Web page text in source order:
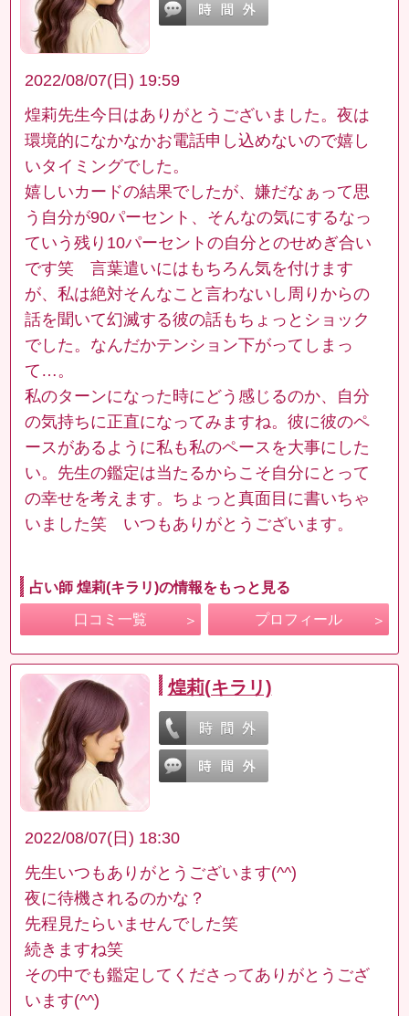
2022/08/07(日) 19:59
煌莉先生今日はありがとうございました。夜は
環境的になかなかお電話申し込めないので嬉し
いタイミングでした。
嬉しいカードの結果でしたが、嫌だなぁって思
う自分が90パーセント、そんなの気にするなっ
ていう残り10パーセントの自分とのせめぎ合い
です笑 言葉遣いにはもちろん気を付けます
が、私は絶対そんなこと言わないし周りからの
話を聞いて幻滅する彼の話もちょっとショック
でした。なんだかテンション下がってしまっ
て…。
私のターンになった時にどう感じるのか、自分
の気持ちに正直になってみますね。彼に彼のペ
ースがあるように私も私のペースを大事にした
い。先生の鑑定は当たるからこそ自分にとって
の幸せを考えます。ちょっと真面目に書いちゃ
いました笑 いつもありがとうございます。
占い師 煌莉(キラリ)の情報をもっと見る
口コミ一覧 プロフィール
煌莉(キラリ)
2022/08/07(日) 18:30
先生いつもありがとうございます(^^)
夜に待機されるのかな？
先程見たらいませんでした笑
続きますね笑
その中でも鑑定してくださってありがとうござ
います(^^)